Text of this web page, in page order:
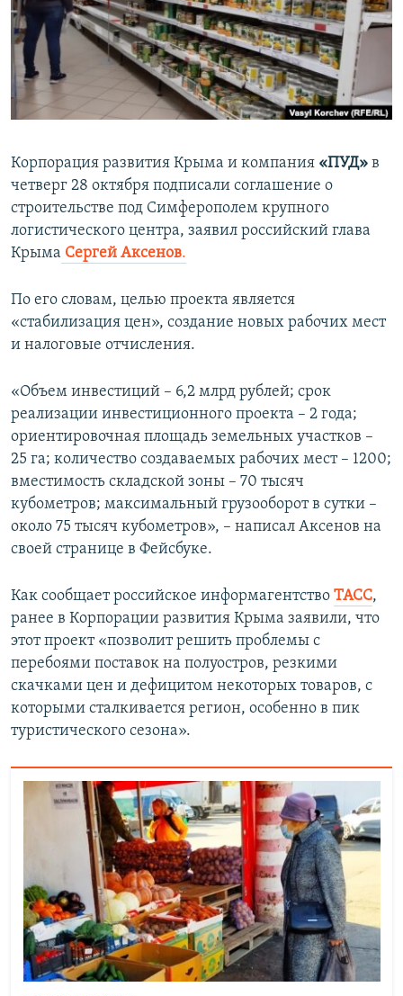
ПОБЕДИТЕЛЕЙ НЕ СУДЯТ?
КРЫМ.НЕПОКОРЕННЫЙ
ELIFBE
УКРАИНСКАЯ ПРОБЛЕМА КРЫМА
ПРИСОЕДИНЯЙТЕСЬ!
Корпорация развития Крыма и компания «ПУД» в
четверг 28 октября подписали соглашение о
строительстве под Симферополем крупного
логистического центра, заявил российский глава
Крыма Сергей Аксенов.
По его словам, целью проекта является
«стабилизация цен», создание новых рабочих мест
и налоговые отчисления.
«Объем инвестиций – 6,2 млрд рублей; срок
реализации инвестиционного проекта – 2 года;
ориентировочная площадь земельных участков –
25 га; количество создаваемых рабочих мест – 1200;
вместимость складской зоны – 70 тысяч
кубометров; максимальный грузооборот в сутки –
около 75 тысяч кубометров», – написал Аксенов на
своей странице в Фейсбуке.
Как сообщает российское информагентство ТАСС,
ранее в Корпорации развития Крыма заявили, что
этот проект «позволит решить проблемы с
перебоями поставок на полуостров, резкими
скачками цен и дефицитом некоторых товаров, с
которыми сталкивается регион, особенно в пик
туристического сезона».